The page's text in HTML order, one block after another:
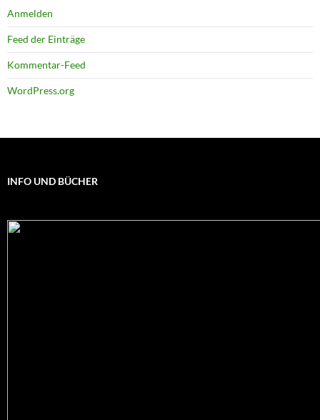
Anmelden
Feed der Einträge
Kommentar-Feed
WordPress.org
INFO UND BÜCHER